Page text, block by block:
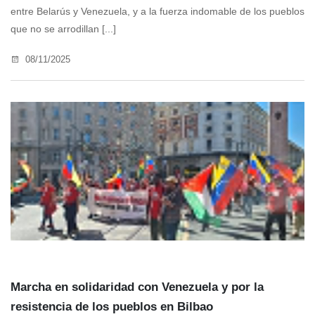
entre Belarús y Venezuela, y a la fuerza indomable de los pueblos
que no se arrodillan [...]
08/11/2025
Marcha en solidaridad con Venezuela y por la
resistencia de los pueblos en Bilbao